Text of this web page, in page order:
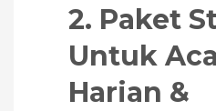
2. Paket
Untuk
Harian &